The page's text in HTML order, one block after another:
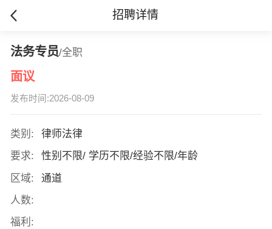
招聘详情
法务专员/全职
面议
发布时间:2026-08-09
类别:
律师法律
要求:
性别不限/ 学历不限/经验不限/年龄
区域:
通道
人数:
福利: